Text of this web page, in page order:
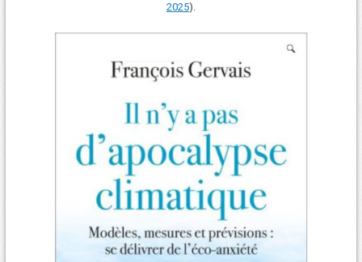
2025).